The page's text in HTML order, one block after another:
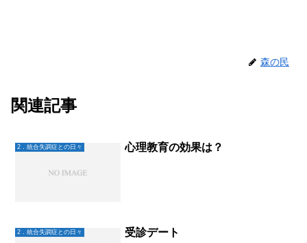
森の民
関連記事
2．統合失調症との日々 心理教育の効果は？
2．統合失調症との日々 受診デート